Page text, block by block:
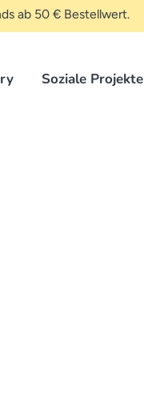
ab 50 € Bestellwert.
Soziale Projekte